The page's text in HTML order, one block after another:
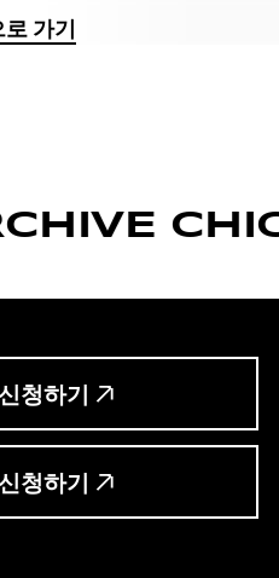
가기
CHIC
청하기
청하기